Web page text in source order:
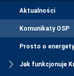
Aktualności
Komunikaty OSP
Prosto o
Jak funkcjonuje